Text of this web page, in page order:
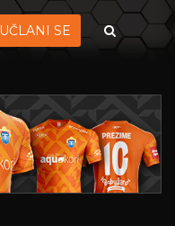
UČLANI SE